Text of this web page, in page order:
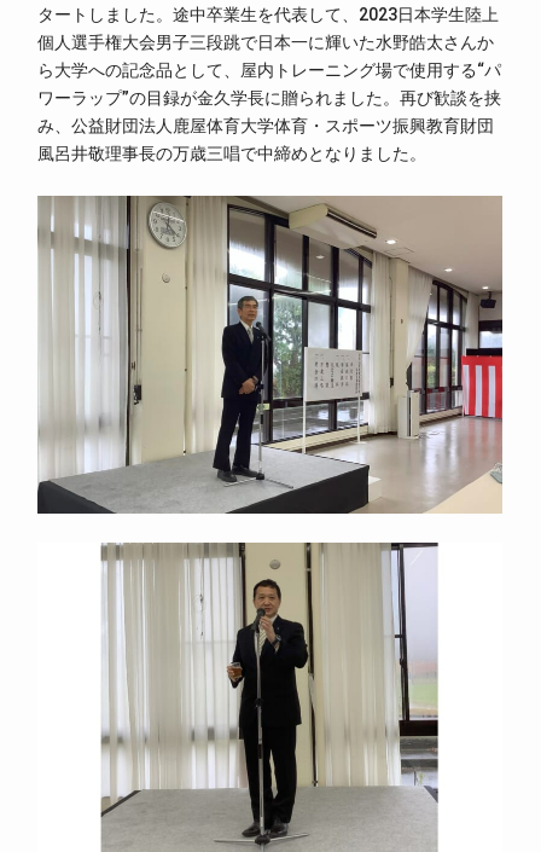
タートしました。途中卒業生を代表して、2023日本学生陸上
個人選手権大会男子三段跳で日本一に輝いた水野皓太さんか
ら大学への記念品として、屋内トレーニング場で使用する“パ
ワーラップ”の目録が金久学長に贈られました。再び歓談を挟
み、公益財団法人鹿屋体育大学体育・スポーツ振興教育財団
風呂井敬理事長の万歳三唱で中締めとなりました。